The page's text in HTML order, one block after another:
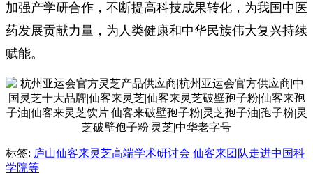
加强产学研合作，不断提高科技成果转化，为我国中医
药发展贡献力量，为人类健康和中华民族伟大复兴持续
赋能。
标签: 庐山仙客来灵芝高端学术研讨会 仙客来团队走进中国科
学院等